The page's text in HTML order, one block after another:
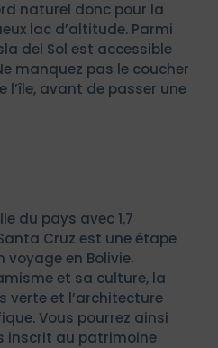
naturel donc pour la
lac d’altitude. Parmi
del Sol est accessible
manquez pas le coucher
l’île, avant de passer une
du pays avec 1,7
Cruz est une étape
voyage en Bolivie.
et sa culture, la
verte et l’architecture
Vous pourrez ainsi
inscrit au patrimoine